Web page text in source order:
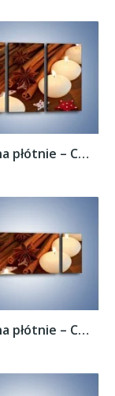
Obraz na płótnie – Cynamonowe szaleństwa...
Obraz na płótnie – Cynamonowe szaleństwa...